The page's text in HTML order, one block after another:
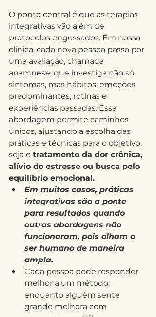
O ponto central é que as terapias
integrativas vão além de
protocolos engessados. Em nossa
clínica, cada nova pessoa passa por
uma avaliação, chamada
anamnese, que investiga não só
sintomas, mas hábitos, emoções
predominantes, rotinas e
experiências passadas. Essa
abordagem permite caminhos
únicos, ajustando a escolha das
práticas e técnicas para o objetivo,
seja o tratamento da dor crônica,
alívio do estresse ou busca pelo
equilíbrio emocional.
Em muitos casos, práticas
integrativas são a ponte
para resultados quando
outras abordagens não
funcionaram, pois olham o
ser humano de maneira
ampla.
Cada pessoa pode responder
melhor a um método:
enquanto alguém sente
grande melhora com